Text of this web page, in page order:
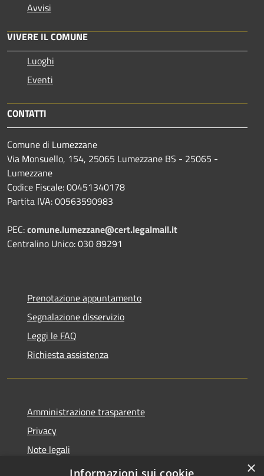
Avvisi
VIVERE IL COMUNE
Luoghi
Eventi
CONTATTI
Comune di Lumezzane
Via Monsuello, 154, 25065 Lumezzane BS - 25065 -
Lumezzane
Codice Fiscale: 00451340178
Partita IVA: 00563590983
PEC:comune.lumezzane@cert.legalmail.it
Centralino Unico: 030 89291
Prenotazione appuntamento
Segnalazione disservizio
Leggi le FAQ
Richiesta assistenza
Amministrazione trasparente
Privacy
Note legali
Dichiarazione di accessibilità
×
Informazioni sui cookie